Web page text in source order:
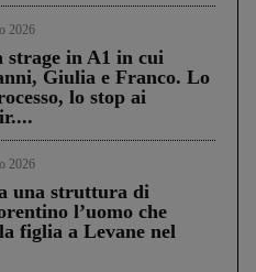
2026
strage in A1 in cui
Giulia e Franco. Lo
lo stop ai
2026
una struttura di
l’uomo che
figlia a Levane nel